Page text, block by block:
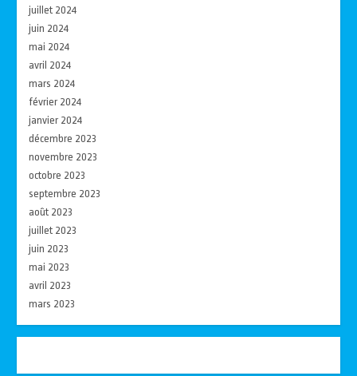
juillet 2024
juin 2024
mai 2024
avril 2024
mars 2024
février 2024
janvier 2024
décembre 2023
novembre 2023
octobre 2023
septembre 2023
août 2023
juillet 2023
juin 2023
mai 2023
avril 2023
mars 2023